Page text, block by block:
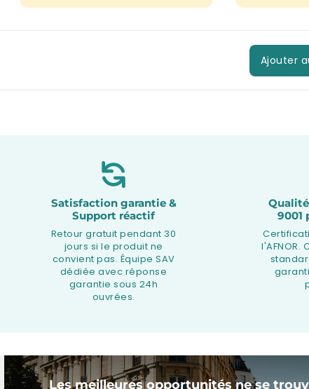
Ajouter
Satisfaction garantie &
Support réactif
Retour gratuit pendant 30
jours si le produit ne
convient pas. Équipe SAV
dédiée avec réponse
garantie sous 24h
ouvrées.
9001
l'AFNOR.
Les meilleures opportunités ne se